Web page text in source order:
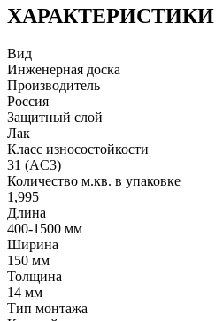
ХАРАКТЕРИСТИКИ
Вид
Инженерная доска
Производитель
Россия
Защитный слой
Лак
Класс износостойкости
31 (AC3)
Количество м.кв. в упаковке
1,995
Длина
400-1500 мм
Ширина
150 мм
Толщина
14 мм
Тип монтажа